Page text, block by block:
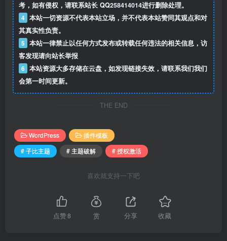
考，如有侵权，请联系站长 QQ258414014进行删除处理。
4 本站一切资源不代表本站立场，并不代表本站赞同其观点和对
其真实性负责。
5 本站一律禁止以任何方式发布或转载任何违法的相关信息，访
客发现请向站长举报
6 本站资源大多存储在云盘，如发现链接失效，请联系我们我们
会第一时间更新。
THE END
WordPress
插件模板
# 子比主题
# 主题破解 # 授权激活
喜欢就支持一下吧
点赞8 赏 分享 收藏